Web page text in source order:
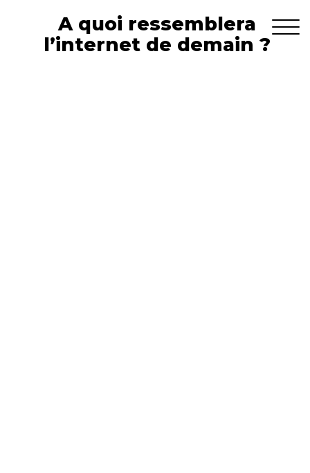
A quoi ressemblera
l’internet de demain ?